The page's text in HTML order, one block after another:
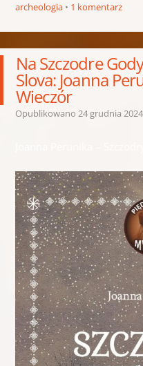
archeologia
1 komentarz
Na Szczodre
Slova: Joanna
Wieczór
Opublikowano 24 grudnia 2024